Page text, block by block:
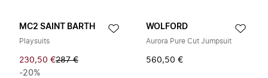
MC2 SAINT BARTH
Playsuits
230,50 €287 €
-20%
WOLFORD
Aurora Pure Cut Jumpsuit
560,50 €